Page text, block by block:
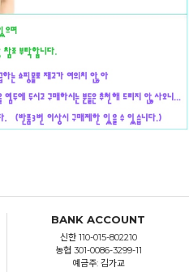
BANK ACCOUNT
신한 110-015-802210
농협 301-0086-3299-11
예금주: 김가교